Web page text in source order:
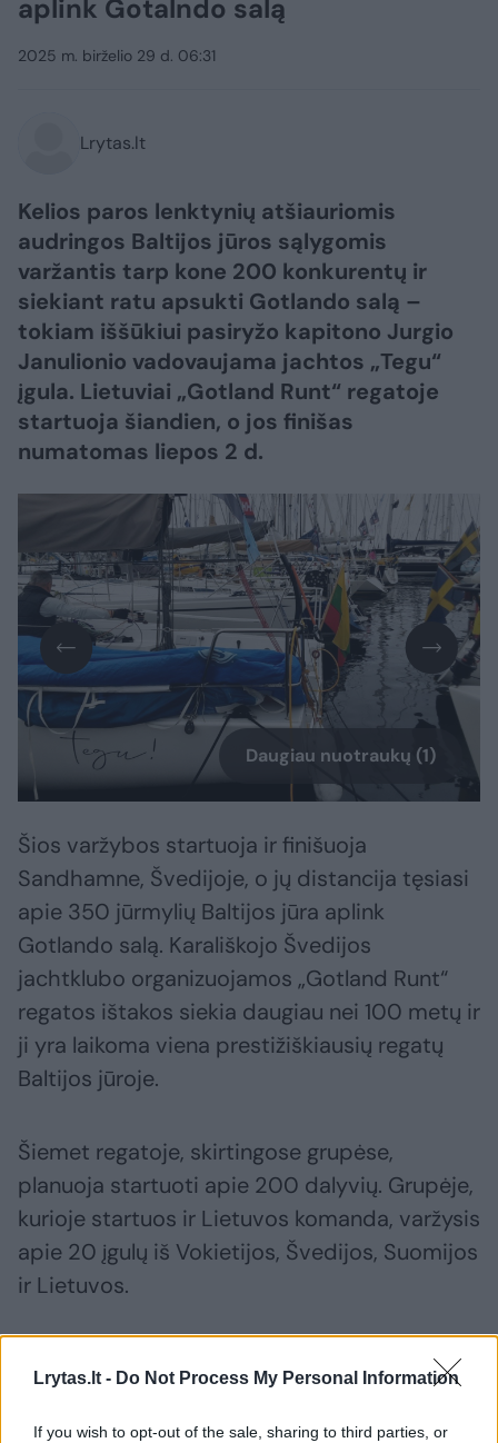
Lrytas.lt - Do Not Process My Personal Information
If you wish to opt-out of the sale, sharing to third parties, or
aplink Gotalndo salą
2025 m. birželio 29 d. 06:31
Lrytas.lt
Kelios paros lenktynių atšiauriomis
audringos Baltijos jūros sąlygomis
varžantis tarp kone 200 konkurentų ir
siekiant ratu apsukti Gotlando salą –
tokiam iššūkiui pasiryžo kapitono Jurgio
Janulionio vadovaujama jachtos „Tegu“
įgula. Lietuviai „Gotland Runt“ regatoje
startuoja šiandien, o jos finišas
numatomas liepos 2 d.
Daugiau nuotraukų (1)
Šios varžybos startuoja ir finišuoja
Sandhamne, Švedijoje, o jų distancija tęsiasi
apie 350 jūrmylių Baltijos jūra aplink
Gotlando salą. Karališkojo Švedijos
jachtklubo organizuojamos „Gotland Runt“
regatos ištakos siekia daugiau nei 100 metų ir
ji yra laikoma viena prestižiškiausių regatų
Baltijos jūroje.
Šiemet regatoje, skirtingose grupėse,
planuoja startuoti apie 200 dalyvių. Grupėje,
kurioje startuos ir Lietuvos komanda, varžysis
apie 20 įgulų iš Vokietijos, Švedijos, Suomijos
ir Lietuvos.
ekstremalios – pirmąją lenktynių parą
atviroje Baltijos jūroje ties lenktynių